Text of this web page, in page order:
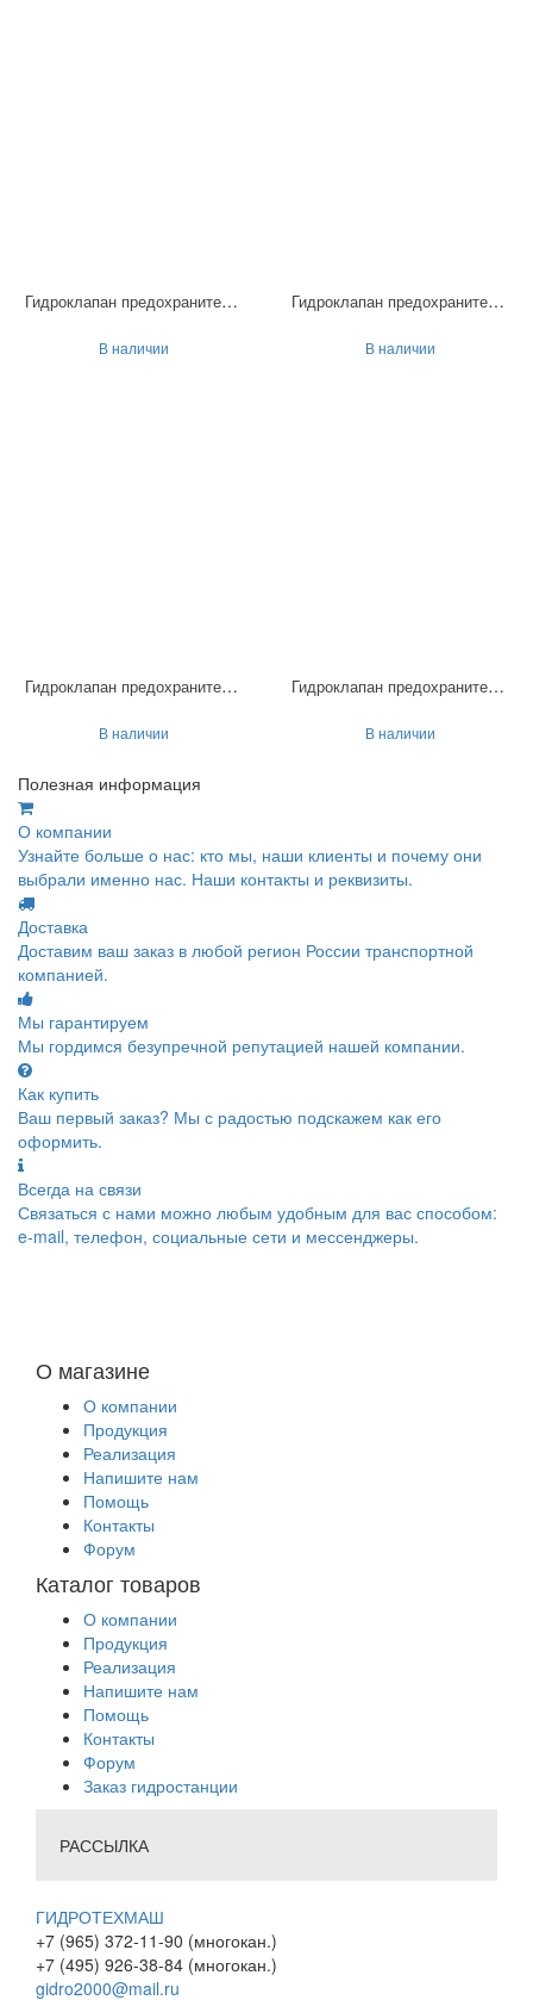
Гидроклапан предохранительный МКПВ-25/3Ф10П
В наличии
Гидроклапан предохранительный МКПВ-16/3Ф2П
В наличии
Гидроклапан предохранительный МКПВ-16/3Ф1В
В наличии
Гидроклапан предохранительный МКПВ-16/3Ф7П
В наличии
Полезная информация
О компании
Узнайте больше о нас: кто мы, наши клиенты и почему они
выбрали именно нас. Наши контакты и реквизиты.
Доставка
Доставим ваш заказ в любой регион России транспортной
компанией.
Мы гарантируем
Мы гордимся безупречной репутацией нашей компании.
Как купить
Ваш первый заказ? Мы с радостью подскажем как его
оформить.
Всегда на связи
Связаться с нами можно любым удобным для вас способом:
e-mail, телефон, социальные сети и мессенджеры.
О магазине
О компании
Продукция
Реализация
Напишите нам
Помощь
Контакты
Форум
Каталог товаров
О компании
Продукция
Реализация
Напишите нам
Помощь
Контакты
Форум
Заказ гидростанции
РАССЫЛКА
ГИДРОТЕХМАШ
+7 (965) 372-11-90 (многокан.)
+7 (495) 926-38-84 (многокан.)
gidro2000@mail.ru